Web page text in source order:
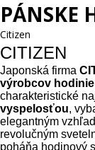
PÁNSKE
Citizen
CITIZEN
Japonská firma
výrobcov
charakteristické
vyspelosťou,
elegantným
revolučným
poháňa hodinový